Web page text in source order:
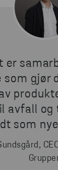
er
som gjør
avfall
som